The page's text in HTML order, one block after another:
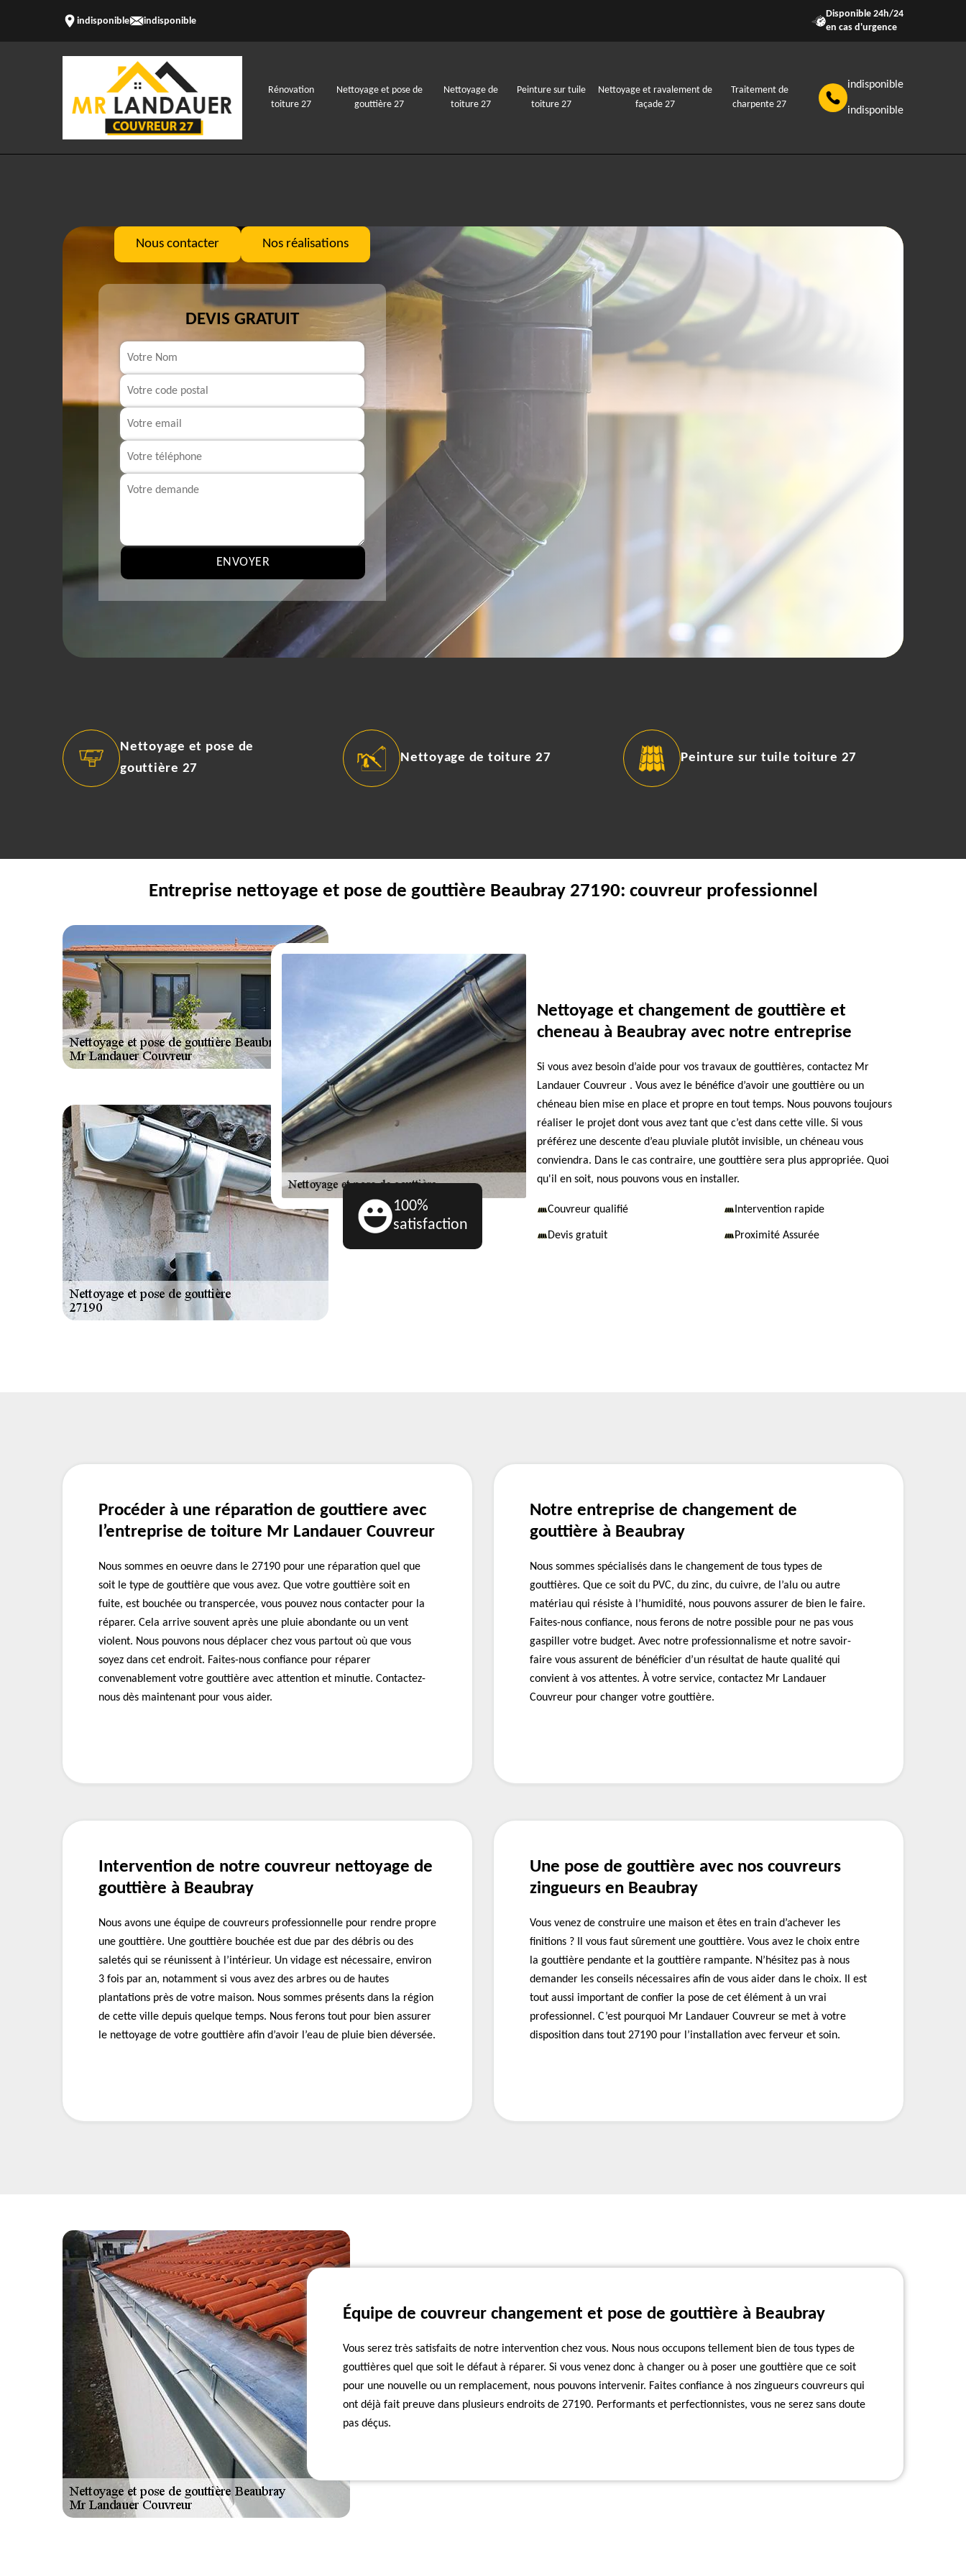
indisponible indisponible
Disponible 24h/24
en cas d'urgence
Rénovation
toiture 27
Nettoyage et pose de
gouttière 27
Nettoyage de
toiture 27
Peinture sur tuile
toiture 27
Nettoyage et ravalement de
façade 27
Traitement de
charpente 27
indisponible
indisponible
Nous contacter Nos réalisations
DEVIS GRATUIT
Nettoyage et pose de
gouttière 27
Nettoyage de toiture 27 Peinture sur tuile toiture 27
Entreprise nettoyage et pose de gouttière Beaubray 27190: couvreur professionnel
100%
satisfaction
Nettoyage et changement de gouttière et
cheneau à Beaubray avec notre entreprise
Si vous avez besoin d’aide pour vos travaux de gouttières, contactez Mr
Landauer Couvreur . Vous avez le bénéfice d’avoir une gouttière ou un
chéneau bien mise en place et propre en tout temps. Nous pouvons toujours
réaliser le projet dont vous avez tant que c’est dans cette ville. Si vous
préférez une descente d’eau pluviale plutôt invisible, un chéneau vous
conviendra. Dans le cas contraire, une gouttière sera plus appropriée. Quoi
qu'il en soit, nous pouvons vous en installer.
Couvreur qualifié Intervention rapide
Devis gratuit Proximité Assurée
Procéder à une réparation de gouttiere avec
l’entreprise de toiture Mr Landauer Couvreur
Nous sommes en oeuvre dans le 27190 pour une réparation quel que
soit le type de gouttière que vous avez. Que votre gouttière soit en
fuite, est bouchée ou transpercée, vous pouvez nous contacter pour la
réparer. Cela arrive souvent après une pluie abondante ou un vent
violent. Nous pouvons nous déplacer chez vous partout où que vous
soyez dans cet endroit. Faites-nous confiance pour réparer
convenablement votre gouttière avec attention et minutie. Contactez-
nous dès maintenant pour vous aider.
Notre entreprise de changement de
gouttière à Beaubray
Nous sommes spécialisés dans le changement de tous types de
gouttières. Que ce soit du PVC, du zinc, du cuivre, de l’alu ou autre
matériau qui résiste à l’humidité, nous pouvons assurer de bien le faire.
Faites-nous confiance, nous ferons de notre possible pour ne pas vous
gaspiller votre budget. Avec notre professionnalisme et notre savoir-
faire vous assurent de bénéficier d’un résultat de haute qualité qui
convient à vos attentes. À votre service, contactez Mr Landauer
Couvreur pour changer votre gouttière.
Intervention de notre couvreur nettoyage de
gouttière à Beaubray
Nous avons une équipe de couvreurs professionnelle pour rendre propre
une gouttière. Une gouttière bouchée est due par des débris ou des
saletés qui se réunissent à l’intérieur. Un vidage est nécessaire, environ
3 fois par an, notamment si vous avez des arbres ou de hautes
plantations près de votre maison. Nous sommes présents dans la région
de cette ville depuis quelque temps. Nous ferons tout pour bien assurer
le nettoyage de votre gouttière afin d’avoir l’eau de pluie bien déversée.
Une pose de gouttière avec nos couvreurs
zingueurs en Beaubray
Vous venez de construire une maison et êtes en train d’achever les
finitions ? Il vous faut sûrement une gouttière. Vous avez le choix entre
la gouttière pendante et la gouttière rampante. N’hésitez pas à nous
demander les conseils nécessaires afin de vous aider dans le choix. Il est
tout aussi important de confier la pose de cet élément à un vrai
professionnel. C’est pourquoi Mr Landauer Couvreur se met à votre
disposition dans tout 27190 pour l’installation avec ferveur et soin.
Équipe de couvreur changement et pose de gouttière à Beaubray
Vous serez très satisfaits de notre intervention chez vous. Nous nous occupons tellement bien de tous types de
gouttières quel que soit le défaut à réparer. Si vous venez donc à changer ou à poser une gouttière que ce soit
pour une nouvelle ou un remplacement, nous pouvons intervenir. Faites confiance à nos zingueurs couvreurs qui
ont déjà fait preuve dans plusieurs endroits de 27190. Performants et perfectionnistes, vous ne serez sans doute
pas déçus.